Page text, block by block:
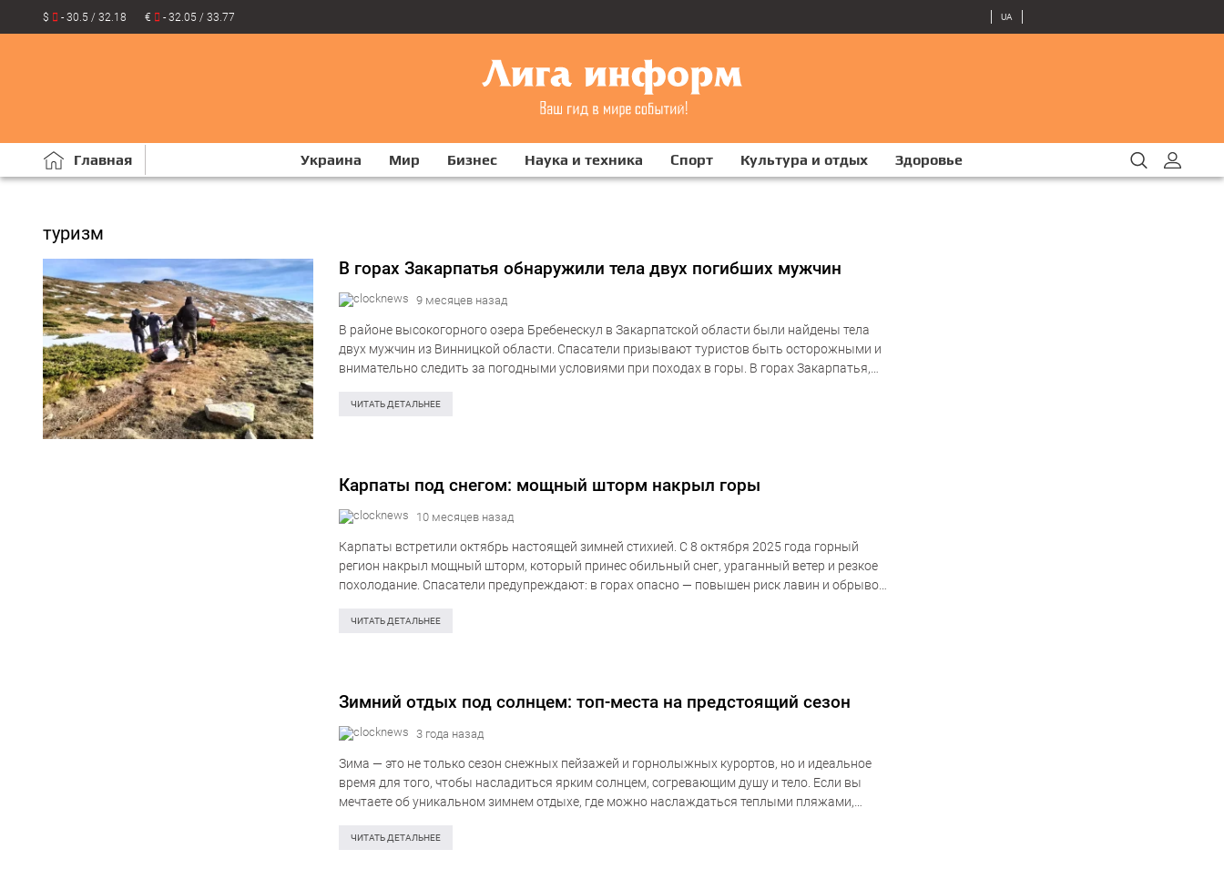
$ - 30.5 / 32.18 € - 32.05 / 33.77 UA
Главная Украина Мир Бизнес Наука и техника Спорт Культура и отдых Здоровье
туризм
В горах Закарпатья обнаружили тела двух погибших мужчин
9 месяцев назад
В районе высокогорного озера Бребенескул в Закарпатской области были найдены тела
двух мужчин из Винницкой области. Спасатели призывают туристов быть осторожными и
внимательно следить за погодными условиями при походах в горы. В горах Закарпатья,
ЧИТАТЬ ДЕТАЛЬНЕЕ
Карпаты под снегом: мощный шторм накрыл горы
10 месяцев назад
Карпаты встретили октябрь настоящей зимней стихией. С 8 октября 2025 года горный
регион накрыл мощный шторм, который принес обильный снег, ураганный ветер и резкое
похолодание. Спасатели предупреждают: в горах опасно — повышен риск лавин и обрывов
ЧИТАТЬ ДЕТАЛЬНЕЕ
Зимний отдых под солнцем: топ-места на предстоящий сезон
3 года назад
Зима — это не только сезон снежных пейзажей и горнолыжных курортов, но и идеальное
время для того, чтобы насладиться ярким солнцем, согревающим душу и тело. Если вы
мечтаете об уникальном зимнем отдыхе, где можно наслаждаться теплыми пляжами,
ЧИТАТЬ ДЕТАЛЬНЕЕ